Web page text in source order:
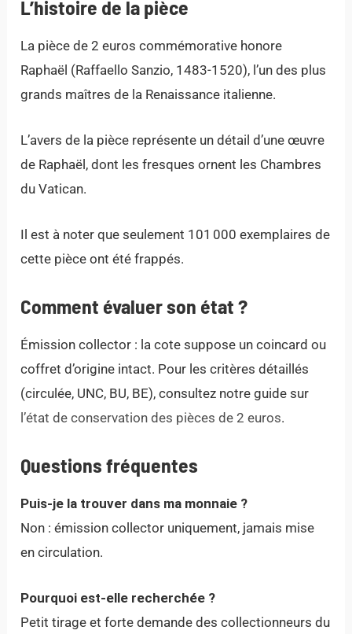
L’histoire de la pièce
La pièce de 2 euros commémorative honore
Raphaël (Raffaello Sanzio, 1483-1520), l’un des plus
grands maîtres de la Renaissance italienne.
L’avers de la pièce représente un détail d’une œuvre
de Raphaël, dont les fresques ornent les Chambres
du Vatican.
Il est à noter que seulement 101 000 exemplaires de
cette pièce ont été frappés.
Comment évaluer son état ?
Émission collector : la cote suppose un coincard ou
coffret d’origine intact. Pour les critères détaillés
(circulée, UNC, BU, BE), consultez notre guide sur
l’état de conservation des pièces de 2 euros.
Questions fréquentes
Puis-je la trouver dans ma monnaie ?
Non : émission collector uniquement, jamais mise
en circulation.
Pourquoi est-elle recherchée ?
Petit tirage et forte demande des collectionneurs du